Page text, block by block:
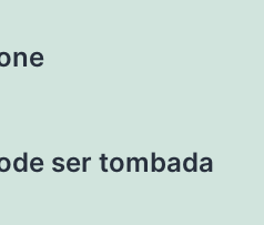
ser tombada